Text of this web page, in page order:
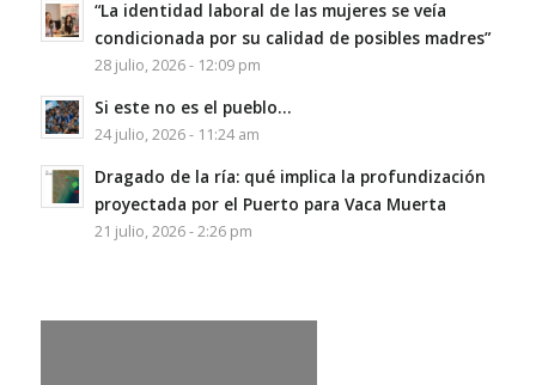
“La identidad laboral de las mujeres se veía
condicionada por su calidad de posibles madres”
28 julio, 2026 - 12:09 pm
Si este no es el pueblo…
24 julio, 2026 - 11:24 am
Dragado de la ría: qué implica la profundización
proyectada por el Puerto para Vaca Muerta
21 julio, 2026 - 2:26 pm